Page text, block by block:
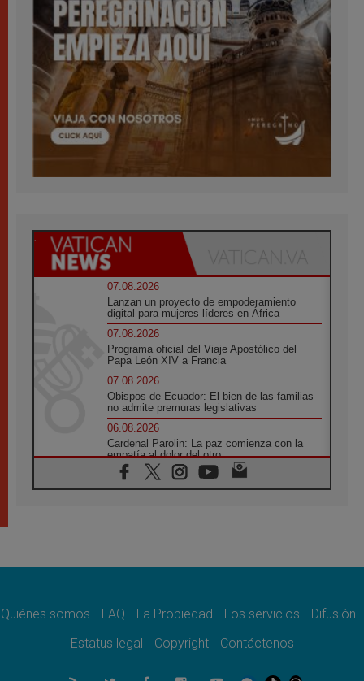
07.08.2026
Lanzan un proyecto de empoderamiento
digital para mujeres líderes en África
07.08.2026
Programa oficial del Viaje Apostólico del
Papa León XIV a Francia
07.08.2026
Obispos de Ecuador: El bien de las familias
no admite premuras legislativas
06.08.2026
Cardenal Parolin: La paz comienza con la
empatía al dolor del otro
06.08.2026
Fray Marco Vianelli: Aprender el Evangelio
06.08.2026
06.08.2026
medio de tensiones y ataques en el sur del
06.08.2026
Quiénes somos FAQ La Propiedad Los servicios
Difusión
Estatus legal
Copyright Contáctenos